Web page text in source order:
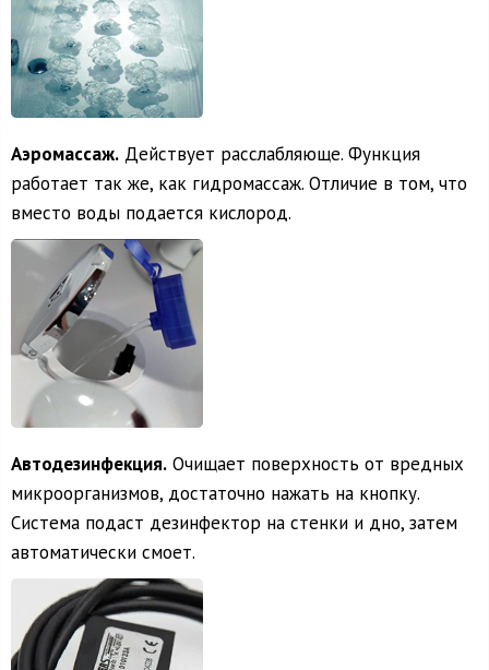
Аэромассаж. Действует расслабляюще. Функция
работает так же, как гидромассаж. Отличие в том, что
вместо воды подается кислород.
Автодезинфекция. Очищает поверхность от вредных
микроорганизмов, достаточно нажать на кнопку.
Система подаст дезинфектор на стенки и дно, затем
автоматически смоет.